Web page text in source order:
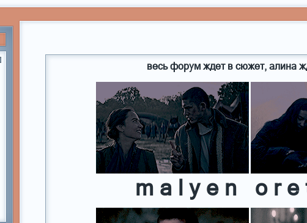
весь форум ждет в сюжет, алина
m a l y e n o r e